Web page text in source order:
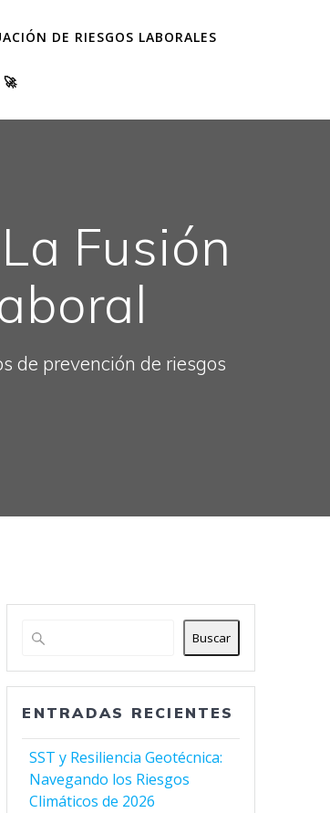
DE RIESGOS LABORALES
🚀
Fusión
de prevención de riesgos
Buscar
ENTRADAS RECIENTES
SST y Resiliencia Geotécnica:
Navegando los Riesgos
Climáticos de 2026